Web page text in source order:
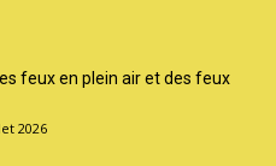
feux en plein air et des feux
2026